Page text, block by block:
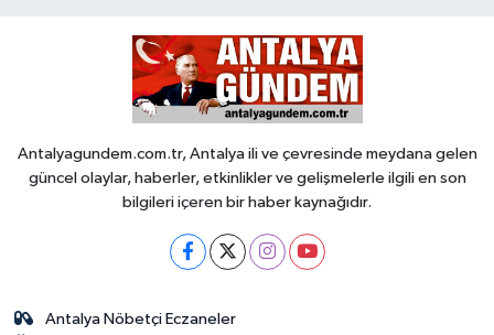
Antalyagundem.com.tr, Antalya ili ve çevresinde meydana gelen
güncel olaylar, haberler, etkinlikler ve gelişmelerle ilgili en son
bilgileri içeren bir haber kaynağıdır.
Antalya Nöbetçi Eczaneler